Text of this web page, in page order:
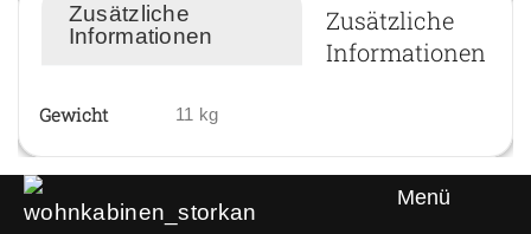
Zusätzliche
Informationen
Zusätzliche
Informationen
Gewicht 11 kg
Menü